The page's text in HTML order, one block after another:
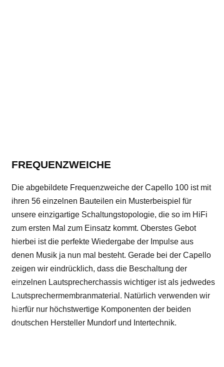
FREQUENZWEICHE
Die abgebildete Frequenzweiche der Capello 100 ist mit
ihren 56 einzelnen Bauteilen ein Musterbeispiel für
unsere einzigartige Schaltungstopologie, die so im HiFi
zum ersten Mal zum Einsatz kommt. Oberstes Gebot
hierbei ist die perfekte Wiedergabe der Impulse aus
denen Musik ja nun mal besteht. Gerade bei der Capello
zeigen wir eindrücklich, dass die Beschaltung der
einzelnen Lautsprecherchassis wichtiger ist als jedwedes
Lautsprechermembranmaterial. Natürlich verwenden wir
hierfür nur höchstwertige Komponenten der beiden
deutschen Hersteller Mundorf und Intertechnik.